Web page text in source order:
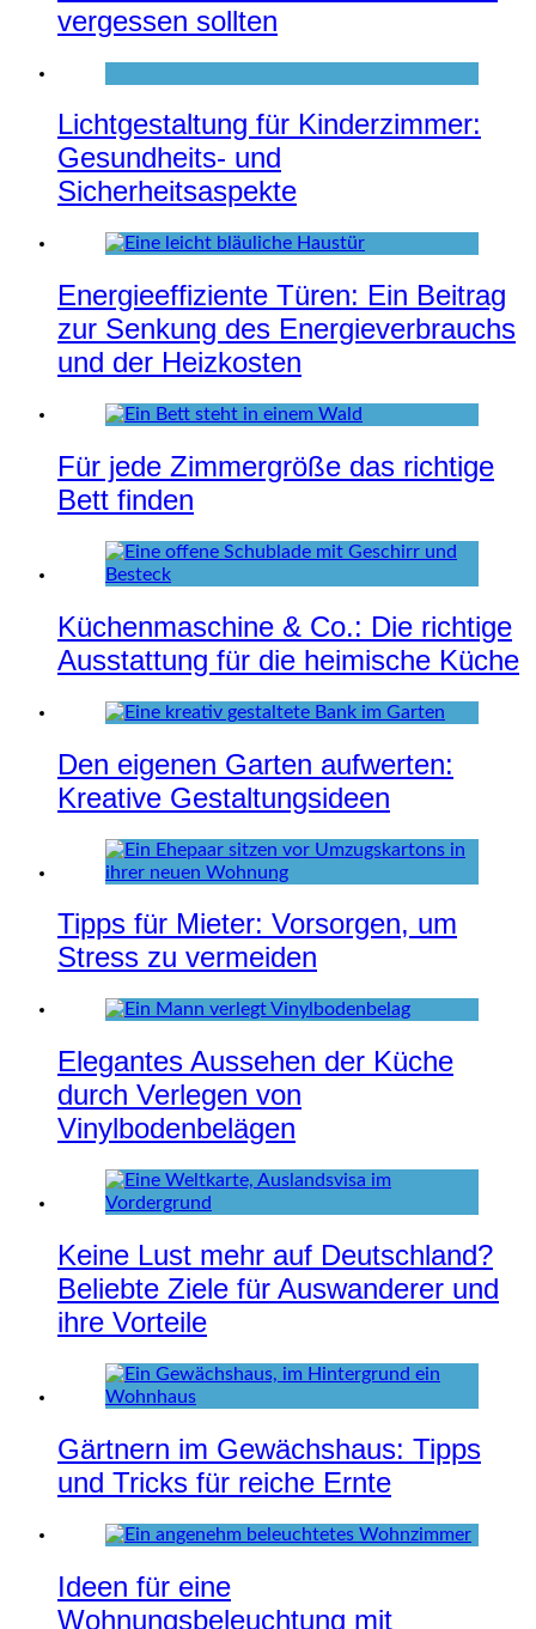
vergessen sollten
Lichtgestaltung für Kinderzimmer:
Gesundheits- und
Sicherheitsaspekte
Energieeffiziente Türen: Ein Beitrag
zur Senkung des Energieverbrauchs
und der Heizkosten
Für jede Zimmergröße das richtige
Bett finden
Küchenmaschine & Co.: Die richtige
Ausstattung für die heimische Küche
Den eigenen Garten aufwerten:
Kreative Gestaltungsideen
Tipps für Mieter: Vorsorgen, um
Stress zu vermeiden
Elegantes Aussehen der Küche
durch Verlegen von
Vinylbodenbelägen
Keine Lust mehr auf Deutschland?
Beliebte Ziele für Auswanderer und
ihre Vorteile
Gärtnern im Gewächshaus: Tipps
und Tricks für reiche Ernte
Ideen für eine
Wohnungsbeleuchtung mit